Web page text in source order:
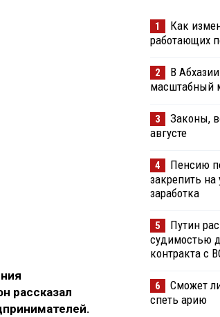
рассказал
1
Как
работающих
2
В
масштабный
3
Законы,
августе
4
Пенсию
закрепить на
заработка
5
Путин
судимостью
контракта с
6
Сможет
спеть арию